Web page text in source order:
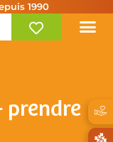
1990
prendre